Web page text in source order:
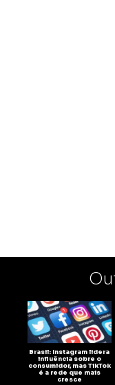
Brasil: Instagram lidera
influência sobre o
consumidor, mas TikTok
é a rede que mais
cresce